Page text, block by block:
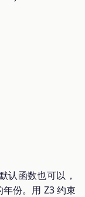
认函数也可以，
份。用 Z3 约束